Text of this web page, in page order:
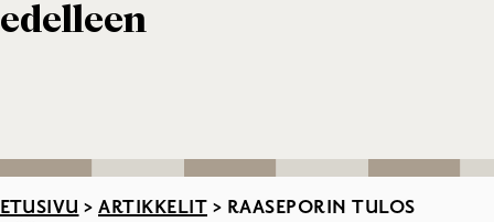
edelleen
ETUSIVU > ARTIKKELIT > RAASEPORIN TULOS